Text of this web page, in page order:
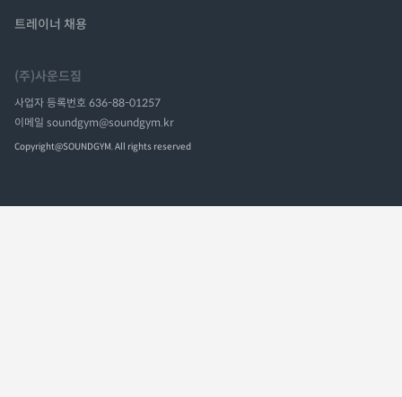
트레이너 채용
(주)사운드짐
사업자 등록번호 636-88-01257
이메일 soundgym@soundgym.kr
Copyright@SOUNDGYM. All rights reserved